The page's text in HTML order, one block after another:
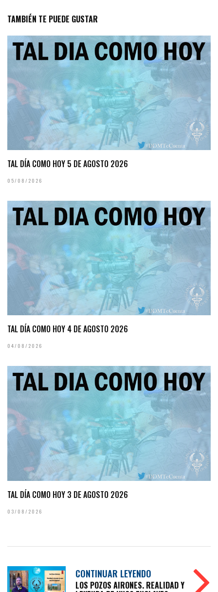
TAMBIÉN TE PUEDE GUSTAR
TAL DÍA COMO HOY 5 DE AGOSTO 2026
05/08/2026
TAL DÍA COMO HOY 4 DE AGOSTO 2026
04/08/2026
TAL DÍA COMO HOY 3 DE AGOSTO 2026
03/08/2026
CONTINUAR LEYENDO
LOS POZOS AIRONES. REALIDAD Y